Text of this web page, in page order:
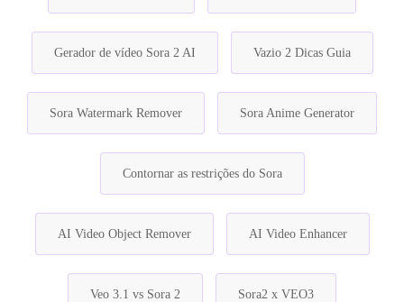
Gerador de vídeo Sora 2 AI Vazio 2 Dicas Guia
Sora Watermark Remover Sora Anime Generator
Contornar as restrições do Sora
AI Video Object Remover AI Video Enhancer
Veo 3.1 vs Sora 2 Sora2 x VEO3